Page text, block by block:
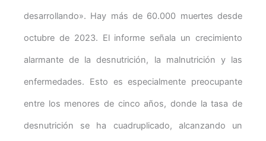
desarrollando». Hay más de 60.000 muertes desde
octubre de 2023. El informe señala un crecimiento
alarmante de la desnutrición, la malnutrición y las
enfermedades. Esto es especialmente preocupante
entre los menores de cinco años, donde la tasa de
desnutrición se ha cuadruplicado, alcanzando un